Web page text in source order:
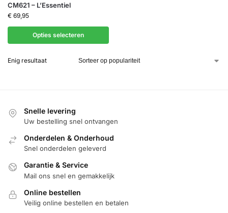
CM621 – L’Essentiel
€ 69,95
Opties selecteren
Enig resultaat
Snelle levering
Uw bestelling snel ontvangen
Onderdelen & Onderhoud
Snel onderdelen geleverd
Garantie & Service
Mail ons snel en gemakkelijk
Online bestellen
Veilig online bestellen en betalen